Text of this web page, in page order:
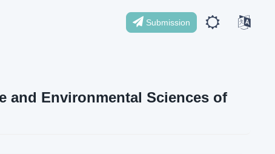
Submission
and Environmental Sciences of